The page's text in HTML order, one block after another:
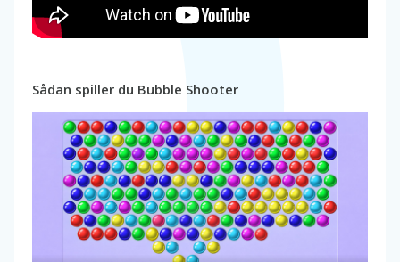
Sådan spiller du Bubble Shooter